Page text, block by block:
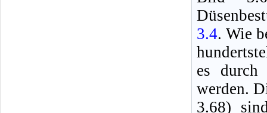
3.4. Wie
es durch
werden.
3.68)